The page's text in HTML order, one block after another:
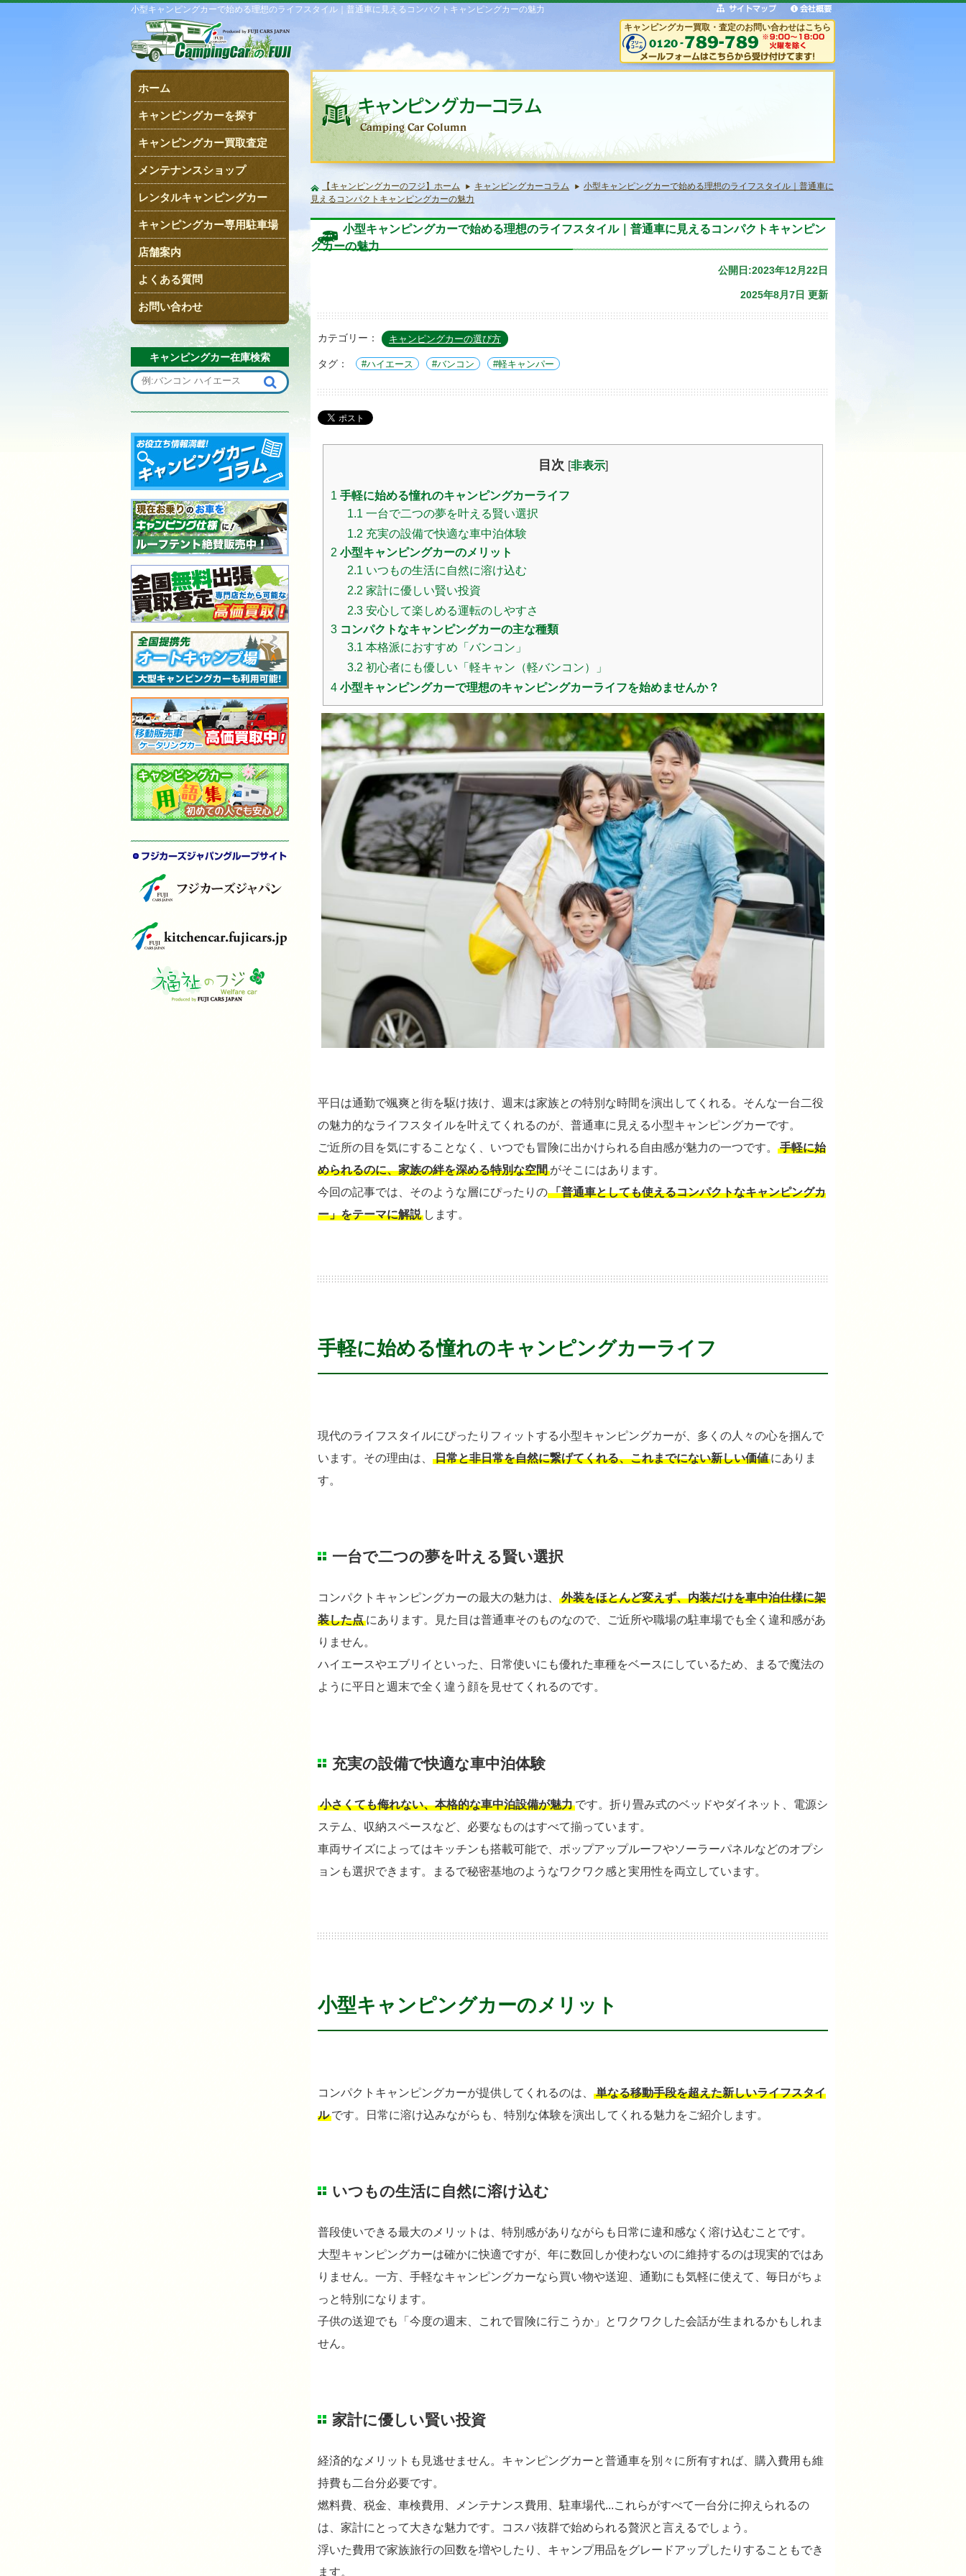
小型キャンピングカーで始める理想のライフスタイル｜普通車に見えるコンパクトキャンピングカーの魅力
キャンピングカー買取・査定のお問い合わせはこちら
【キャンピングカーのフジ】ホーム キャンピングカーコラム
小型キャンピングカーで始める理想のライフスタイル｜普通車に
見えるコンパクトキャンピングカーの魅力
小型キャンピングカーで始める理想のライフスタイル｜普通車に見えるコンパクトキャンピン
グカーの魅力
公開日:2023年12月22日
2025年8月7日 更新
カテゴリー： キャンピングカーの選び方
タグ： ハイエース バンコン 軽キャンパー
目次 [非表示]
1 手軽に始める憧れのキャンピングカーライフ
1.1 一台で二つの夢を叶える賢い選択
1.2 充実の設備で快適な車中泊体験
2 小型キャンピングカーのメリット
2.1 いつもの生活に自然に溶け込む
2.2 家計に優しい賢い投資
2.3 安心して楽しめる運転のしやすさ
3 コンパクトなキャンピングカーの主な種類
3.1 本格派におすすめ「バンコン」
3.2 初心者にも優しい「軽キャン（軽バンコン）」
4 小型キャンピングカーで理想のキャンピングカーライフを始めませんか？
平日は通勤で颯爽と街を駆け抜け、週末は家族との特別な時間を演出してくれる。そんな一台二役
の魅力的なライフスタイルを叶えてくれるのが、普通車に見える小型キャンピングカーです。
ご近所の目を気にすることなく、いつでも冒険に出かけられる自由感が魅力の一つです。
手軽に始
められるのに、家族の絆を深める特別な空間 がそこにはあります。
今回の記事では、そのような層にぴったりの「普通車としても使えるコンパクトなキャンピングカ
ー」をテーマに解説 します。
手軽に始める憧れのキャンピングカーライフ
現代のライフスタイルにぴったりフィットする小型キャンピングカーが、多くの人々の心を掴んで
います。その理由は、
日常と非日常を自然に繋げてくれる、これまでにない新しい価値 にありま
す。
一台で二つの夢を叶える賢い選択
コンパクトキャンピングカーの最大の魅力は、
外装をほとんど変えず、内装だけを車中泊仕様に架
装した点 にあります。見た目は普通車そのものなので、ご近所や職場の駐車場でも全く違和感があ
りません。
ハイエースやエブリイといった、日常使いにも優れた車種をベースにしているため、まるで魔法の
ように平日と週末で全く違う顔を見せてくれるのです。
充実の設備で快適な車中泊体験
小さくても侮れない、本格的な車中泊設備が魅力 です。折り畳み式のベッドやダイネット、電源シ
ステム、収納スペースなど、必要なものはすべて揃っています。
車両サイズによってはキッチンも搭載可能で、ポップアップルーフやソーラーパネルなどのオプシ
ョンも選択できます。まるで秘密基地のようなワクワク感と実用性を両立しています。
小型キャンピングカーのメリット
コンパクトキャンピングカーが提供してくれるのは、
単なる移動手段を超えた新しいライフスタイ
ル です。日常に溶け込みながらも、特別な体験を演出してくれる魅力をご紹介します。
いつもの生活に自然に溶け込む
普段使いできる最大のメリットは、特別感がありながらも日常に違和感なく溶け込むことです。
大型キャンピングカーは確かに快適ですが、年に数回しか使わないのに維持するのは現実的ではあ
りません。一方、手軽なキャンピングカーなら買い物や送迎、通勤にも気軽に使えて、毎日がちょ
っと特別になります。
子供の送迎でも「今度の週末、これで冒険に行こうか」とワクワクした会話が生まれるかもしれま
せん。
家計に優しい賢い投資
経済的なメリットも見逃せません。キャンピングカーと普通車を別々に所有すれば、購入費用も維
持費も二台分必要です。
燃料費、税金、車検費用、メンテナンス費用、駐車場代...これらがすべて一台分に抑えられるの
は、家計にとって大きな魅力です。コスパ抜群で始められる贅沢と言えるでしょう。
浮いた費用で家族旅行の回数を増やしたり、キャンプ用品をグレードアップしたりすることもでき
ます。
ホーム
キャンピングカーを探す
キャンピングカー買取査定
メンテナンスショップ
レンタルキャンピングカー
キャンピングカー専用駐車場
店舗案内
よくある質問
お問い合わせ
キャンピングカー在庫検索